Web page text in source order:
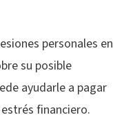
personales en
su posible
ayudarle a pagar
financiero.